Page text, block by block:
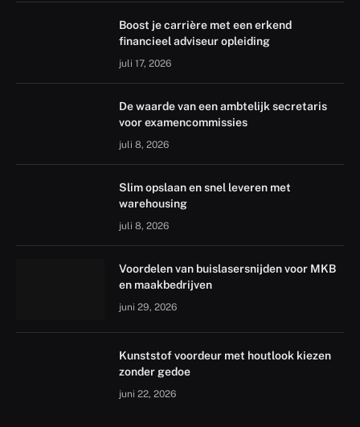
Boost je carrière met een erkend
financieel adviseur opleiding
juli 17, 2026
De waarde van een ambtelijk secretaris
voor examencommissies
juli 8, 2026
Slim opslaan en snel leveren met
warehousing
juli 8, 2026
Voordelen van buislasersnijden voor MKB
en maakbedrijven
juni 29, 2026
Kunststof voordeur met houtlook kiezen
zonder gedoe
juni 22, 2026